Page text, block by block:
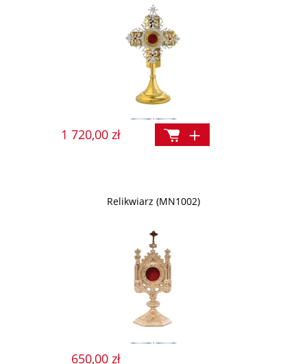
1 720,00 zł
Relikwiarz (MN1002)
650,00 zł